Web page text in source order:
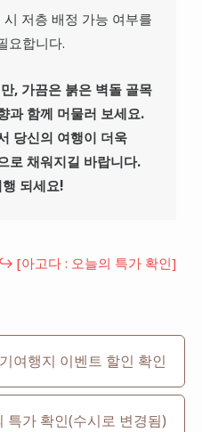
시 저층 배정 가능 여부를
요합니다.
, 가끔은 붉은 벽돌 골목
과 함께 머물러 보세요.
당신의 여행이 더욱
로 채워지길 바랍니다.
되세요!
↪ [아고다 : 오늘의 특가 확인]
여행지 이벤트 할인 확인
특가 확인(수시로 변경됨)